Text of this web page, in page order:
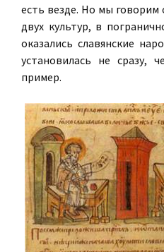
есть везде. Но мы говорим
двух культур, в
оказались славянские
установилась не сразу,
пример.